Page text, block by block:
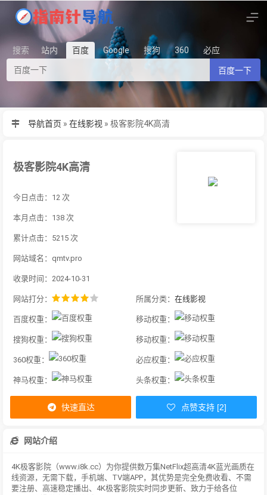
搜索 站内 百度 Google 搜狗 360 必应
百度一下
导航首页 » 在线影视 » 极客影院4K高清
极客影院4K高清
今日点击：12 次
本月点击：138 次
累计点击：5215 次
网站域名：qmtv.pro
收录时间：2024-10-31
网站打分： 所属分类： 在线影视
百度权重： 移动权重：
搜狗权重： 移动权重：
360权重： 必应权重：
神马权重： 头条权重：
快速直达 点赞支持 [2]
网站介绍
4K极客影院（www.i8k.cc）为你提供数万集NetFlix超高清4K蓝光画质在
线资源，无需下载，手机端、TV端APP，其优势是完全免费收看、不需
要注册、高速稳定播出、4K极客影院实时同步更新、致力于给各位